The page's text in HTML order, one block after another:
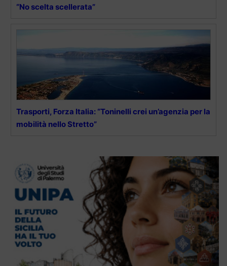
“No scelta scellerata”
Trasporti, Forza Italia: “Toninelli crei un’agenzia per la
mobilità nello Stretto”